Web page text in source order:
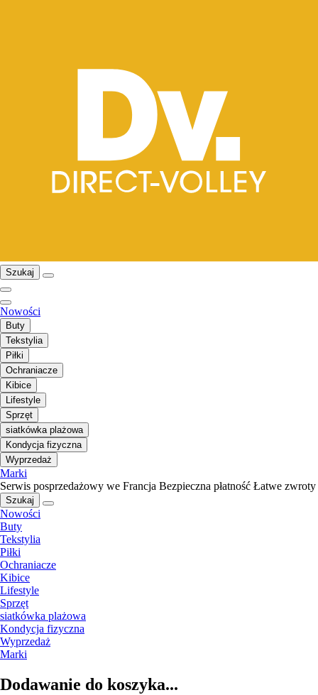
Szukaj
Nowości
Buty
Tekstylia
Piłki
Ochraniacze
Kibice
Lifestyle
Sprzęt
siatkówka plażowa
Kondycja fizyczna
Wyprzedaż
Marki
Serwis posprzedażowy we Francja Bezpieczna płatność Łatwe zwroty
Szukaj
Nowości
Buty
Tekstylia
Piłki
Ochraniacze
Kibice
Lifestyle
Sprzęt
siatkówka plażowa
Kondycja fizyczna
Wyprzedaż
Marki
Dodawanie do koszyka...